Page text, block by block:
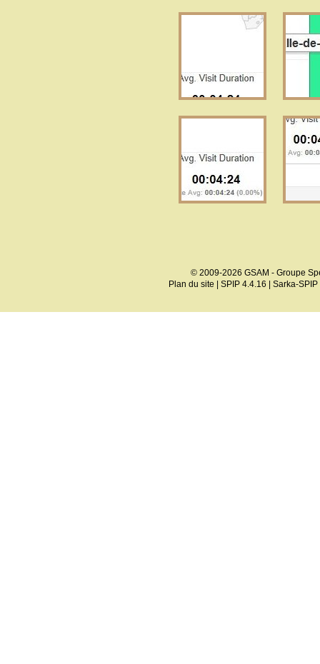
© 2009-2026 GSAM - Groupe
Plan du site | SPIP 4.4.16 | Sarka-SPIP